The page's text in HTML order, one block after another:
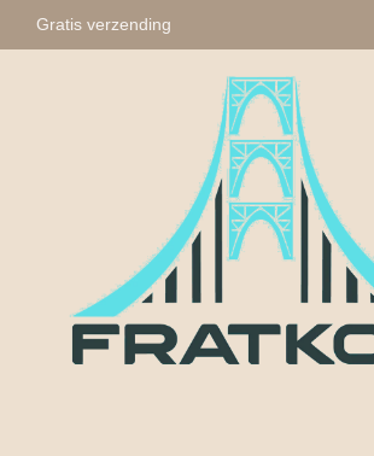
Gratis verzending